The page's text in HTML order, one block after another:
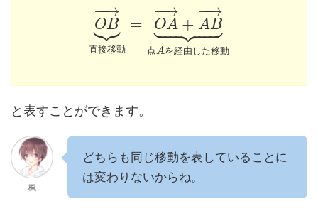
OB
−→
−
 

直接移動
= OA
−→
−
+ AB
−→
−
 

 
点 A を経由 し た移動
と表すことができます。
楓
どちらも同じ移動を表していることに
は変わりないからね。